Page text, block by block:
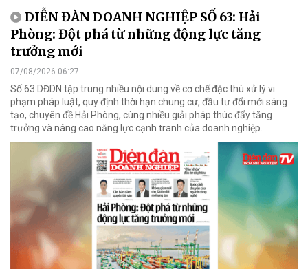
DIỄN ĐÀN DOANH NGHIỆP SỐ 63: Hải
Phòng: Đột phá từ những động lực tăng
trưởng mới
07/08/2026 06:27
Số 63 DĐDN tập trung nhiều nội dung về cơ chế đặc thù xử lý vi
phạm pháp luật, quy định thời hạn chung cư, đầu tư đổi mới sáng
tạo, chuyên đề Hải Phòng, cùng nhiều giải pháp thúc đẩy tăng
trưởng và nâng cao năng lực cạnh tranh của doanh nghiệp.